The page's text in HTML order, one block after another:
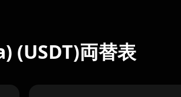
(USDT)両替表